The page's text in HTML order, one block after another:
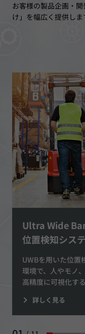
お客様の製品企画・
け」を幅広く提供しま
Ultra Wide
位置検知シス
UWBを用いた位置
環境で、人やモノ
高精度に可視化す
詳しく見る